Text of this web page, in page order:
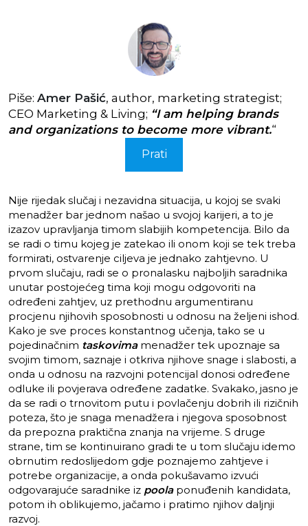
Piše: Amer Pašić, author, marketing strategist;
CEO Marketing & Living; “I am helping brands
and organizations to become more vibrant.“
Prati
Nije rijedak slučaj i nezavidna situacija, u kojoj se svaki
menadžer bar jednom našao u svojoj karijeri, a to je
izazov upravljanja timom slabijih kompetencija. Bilo da
se radi o timu kojeg je zatekao ili onom koji se tek treba
formirati, ostvarenje ciljeva je jednako zahtjevno. U
prvom slučaju, radi se o pronalasku najboljih saradnika
unutar postojećeg tima koji mogu odgovoriti na
određeni zahtjev, uz prethodnu argumentiranu
procjenu njihovih sposobnosti u odnosu na željeni ishod.
Kako je sve proces konstantnog učenja, tako se u
pojedinačnim taskovimamenadžer tek upoznaje sa
svojim timom, saznaje i otkriva njihove snage i slabosti, a
onda u odnosu na razvojni potencijal donosi određene
odluke ili povjerava određene zadatke. Svakako, jasno je
da se radi o trnovitom putu i povlačenju dobrih ili rizičnih
poteza, što je snaga menadžera i njegova sposobnost
da prepozna praktična znanja na vrijeme. S druge
strane, tim se kontinuirano gradi te u tom slučaju idemo
obrnutim redoslijedom gdje poznajemo zahtjeve i
potrebe organizacije, a onda pokušavamo izvući
odgovarajuće saradnike iz poolaponuđenih kandidata,
potom ih oblikujemo, jačamo i pratimo njihov daljnji
razvoj.